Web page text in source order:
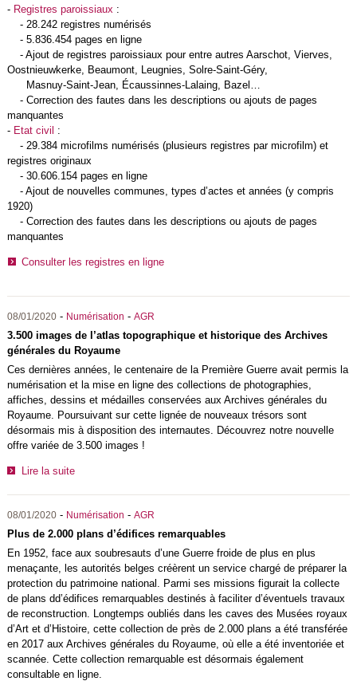
- Registres paroissiaux :
- 28.242 registres numérisés
- 5.836.454 pages en ligne
- Ajout de registres paroissiaux pour entre autres Aarschot, Vierves,
Oostnieuwkerke, Beaumont, Leugnies, Solre-Saint-Géry,
Masnuy-Saint-Jean, Écaussinnes-Lalaing, Bazel…
- Correction des fautes dans les descriptions ou ajouts de pages
manquantes
- Etat civil :
- 29.384 microfilms numérisés (plusieurs registres par microfilm) et
registres originaux
- 30.606.154 pages en ligne
- Ajout de nouvelles communes, types d’actes et années (y compris
1920)
- Correction des fautes dans les descriptions ou ajouts de pages
manquantes
Consulter les registres en ligne
08/01/2020- Numérisation - AGR
3.500 images de l’atlas topographique et historique des Archives
générales du Royaume
Ces dernières années, le centenaire de la Première Guerre avait permis la
numérisation et la mise en ligne des collections de photographies,
affiches, dessins et médailles conservées aux Archives générales du
Royaume. Poursuivant sur cette lignée de nouveaux trésors sont
désormais mis à disposition des internautes. Découvrez notre nouvelle
offre variée de 3.500 images !
Lire la suite
08/01/2020- Numérisation - AGR
Plus de 2.000 plans d’édifices remarquables
En 1952, face aux soubresauts d’une Guerre froide de plus en plus
menaçante, les autorités belges créèrent un service chargé de préparer la
protection du patrimoine national. Parmi ses missions figurait la collecte
de plans dd’édifices remarquables destinés à faciliter d’éventuels travaux
de reconstruction. Longtemps oubliés dans les caves des Musées royaux
d’Art et d’Histoire, cette collection de près de 2.000 plans a été transférée
en 2017 aux Archives générales du Royaume, où elle a été inventoriée et
scannée. Cette collection remarquable est désormais également
consultable en ligne.